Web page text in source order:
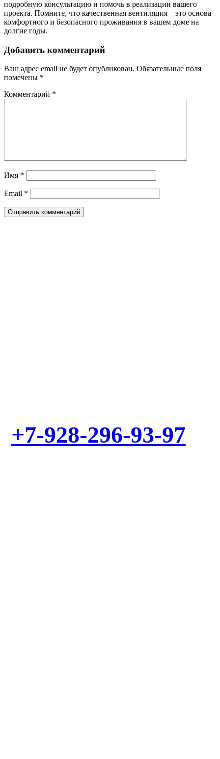
подробную консультацию и помочь в реализации вашего
проекта. Помните, что качественная вентиляция – это основа
комфортного и безопасного проживания в вашем доме на
долгие годы.
Добавить комментарий
Ваш адрес email не будет опубликован. Обязательные поля
помечены *
Комментарий *
Имя *
Email *
+7-928-296-93-97